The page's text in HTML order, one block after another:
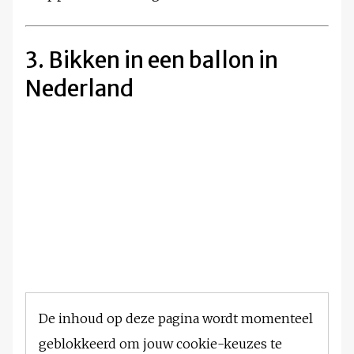
3. Bikken in een ballon in
Nederland
De inhoud op deze pagina wordt momenteel
geblokkeerd om jouw cookie-keuzes te